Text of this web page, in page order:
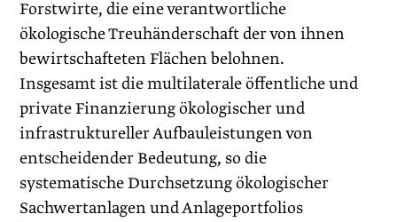
Forstwirte, die eine verantwortliche
ökologische Treuhänderschaft der von ihnen
bewirtschafteten Flächen belohnen.
Insgesamt ist die multilaterale öffentliche und
private Finanzierung ökologischer und
infrastruktureller Aufbauleistungen von
entscheidender Bedeutung, so die
systematische Durchsetzung ökologischer
Sachwertanlagen und Anlageportfolios